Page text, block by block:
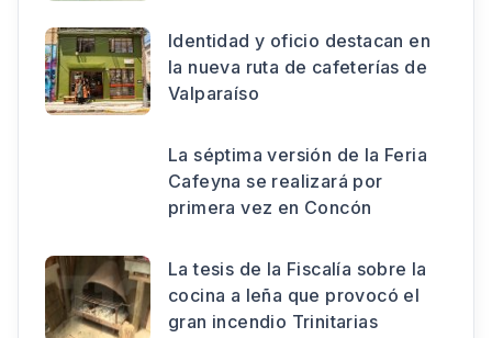
Identidad y oficio destacan en
la nueva ruta de cafeterías de
Valparaíso
La séptima versión de la Feria
Cafeyna se realizará por
primera vez en Concón
La tesis de la Fiscalía sobre la
cocina a leña que provocó el
gran incendio Trinitarias